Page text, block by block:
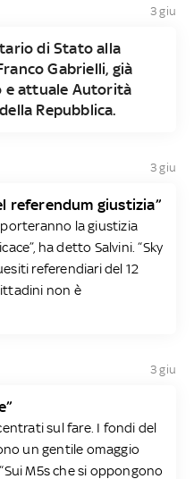
3 giu
di Stato alla
Gabrielli, già
e attuale Autorità
Repubblica.
3 giu
referendum giustizia”
la giustizia
ha detto Salvini. “Sky
referendiari del 12
non è
3 giu
sul fare. I fondi del
un gentile omaggio
M5s che si oppongono